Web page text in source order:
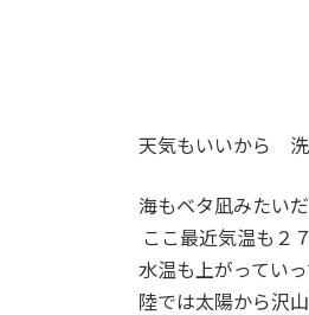
天気もいいから 洗
海もベタ凪みたい
ここ最近気温も２
水温も上がってい
陸では太陽から沢